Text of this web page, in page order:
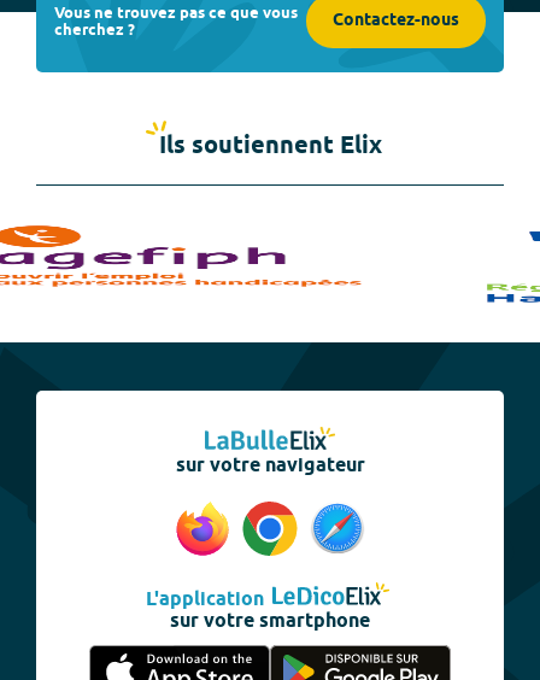
Vous ne trouvez pas ce que vous
cherchez ? Contactez-nous
Ils soutiennent Elix
sur votre navigateur
L'application
sur votre smartphone